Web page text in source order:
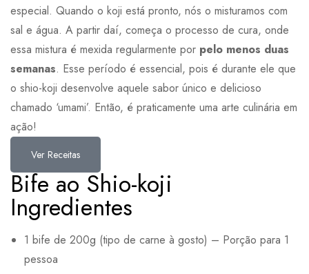
especial. Quando o koji está pronto, nós o misturamos com
sal e água. A partir daí, começa o processo de cura, onde
essa mistura é mexida regularmente por pelo menos duas
semanas. Esse período é essencial, pois é durante ele que
o shio-koji desenvolve aquele sabor único e delicioso
chamado ‘umami’. Então, é praticamente uma arte culinária em
ação!
Ver Receitas
Bife ao Shio-koji
Ingredientes
1 bife de 200g (tipo de carne à gosto) – Porção para 1
pessoa